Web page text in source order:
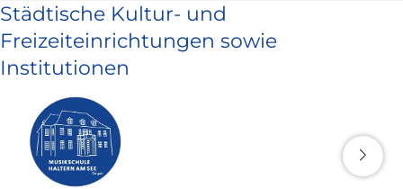
Städtische Kultur- und
Freizeiteinrichtungen sowie
Institutionen